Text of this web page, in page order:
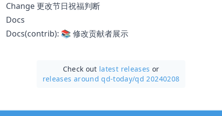
Change 更改节日祝福判断
Docs
Docs(contrib): 📚 修改贡献者展示
Check out latest releases or
releases around qd-today/qd 20240208